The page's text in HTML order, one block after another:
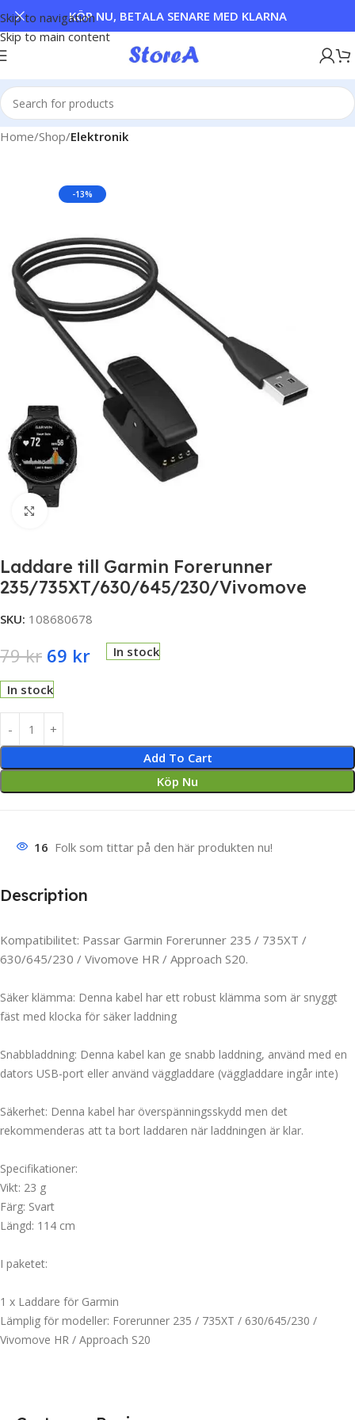
Skip to navigation
Skip to main content
KÖP NU, BETALA SENARE MED KLARNA
Home Shop Elektronik
-13%
Click to enlarge
Laddare till Garmin Forerunner
235/735XT/630/645/230/Vivomove
SKU: 108680678
79kr 69 kr In stock
In stock
Add To Cart
Köp Nu
16 Folk som tittar på den här produkten nu!
Description
Kompatibilitet: Passar Garmin Forerunner 235 / 735XT /
630/645/230 / Vivomove HR / Approach S20.
Säker klämma: Denna kabel har ett robust klämma som är snyggt
fäst med klocka för säker laddning
Snabbladdning: Denna kabel kan ge snabb laddning, använd med en
dators USB-port eller använd väggladdare (väggladdare ingår inte)
Säkerhet: Denna kabel har överspänningsskydd men det
rekommenderas att ta bort laddaren när laddningen är klar.
Specifikationer:
Vikt: 23 g
Färg: Svart
Längd: 114 cm
I paketet:
1 x Laddare för Garmin
Lämplig för modeller: Forerunner 235 / 735XT / 630/645/230 /
Vivomove HR / Approach S20